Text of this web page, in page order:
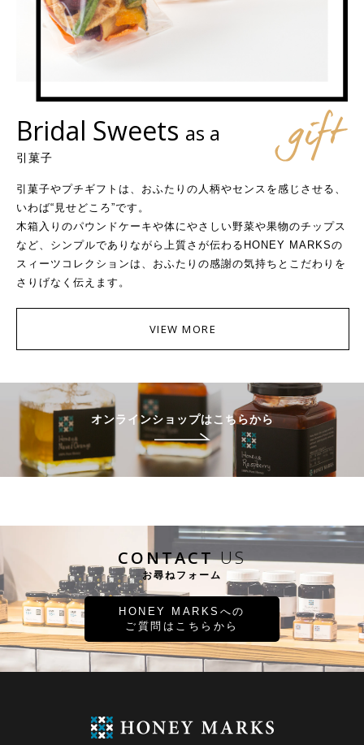
Bridal Sweets as a
引菓子
引菓子やプチギフトは、おふたりの人柄やセンスを感じさせる、
いわば“見せどころ”です。
木箱入りのパウンドケーキや体にやさしい野菜や果物のチップス
など、シンプルでありながら上質さが伝わるHONEY MARKSの
スィーツコレクションは、おふたりの感謝の気持ちとこだわりを
さりげなく伝えます。
VIEW MORE
オンラインショップはこちらから
CONTACTUS
お尋ねフォーム
HONEY MARKSへの
ご質問はこちらから